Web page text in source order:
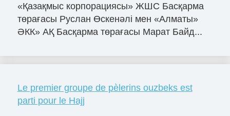
«Қазақмыс корпорациясы» ЖШС Басқарма
төрағасы Руслан Өскенәлі мен «Алматы»
ӘКК» АҚ Басқарма төрағасы Марат Байд...
Le premier groupe de pèlerins ouzbeks est
parti pour le Hajj